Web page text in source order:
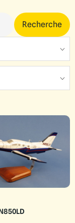
Recherche